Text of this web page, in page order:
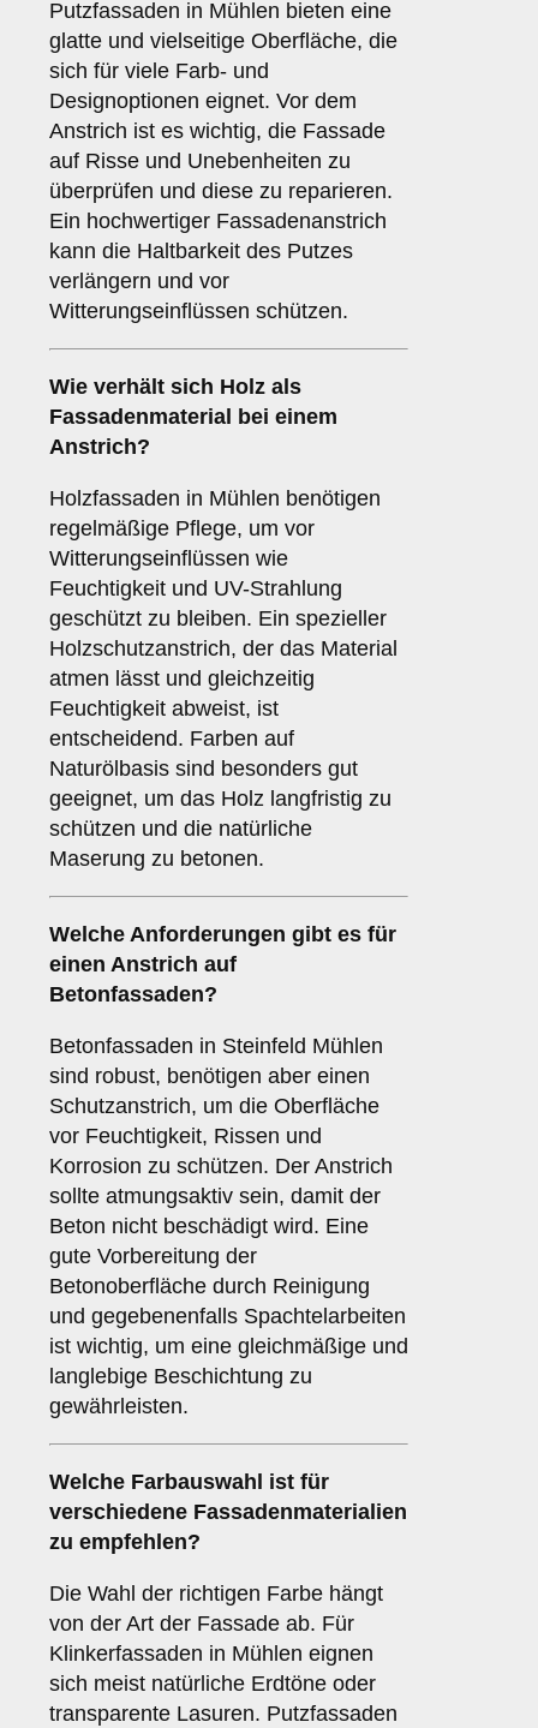
Putzfassaden in Mühlen bieten eine
glatte und vielseitige Oberfläche, die
sich für viele Farb- und
Designoptionen eignet. Vor dem
Anstrich ist es wichtig, die Fassade
auf Risse und Unebenheiten zu
überprüfen und diese zu reparieren.
Ein hochwertiger Fassadenanstrich
kann die Haltbarkeit des Putzes
verlängern und vor
Witterungseinflüssen schützen.
Wie verhält sich Holz als
Fassadenmaterial bei einem
Anstrich?
Holzfassaden in Mühlen benötigen
regelmäßige Pflege, um vor
Witterungseinflüssen wie
Feuchtigkeit und UV-Strahlung
geschützt zu bleiben. Ein spezieller
Holzschutzanstrich, der das Material
atmen lässt und gleichzeitig
Feuchtigkeit abweist, ist
entscheidend. Farben auf
Naturölbasis sind besonders gut
geeignet, um das Holz langfristig zu
schützen und die natürliche
Maserung zu betonen.
Welche Anforderungen gibt es für
einen Anstrich auf
Betonfassaden?
Betonfassaden in Steinfeld Mühlen
sind robust, benötigen aber einen
Schutzanstrich, um die Oberfläche
vor Feuchtigkeit, Rissen und
Korrosion zu schützen. Der Anstrich
sollte atmungsaktiv sein, damit der
Beton nicht beschädigt wird. Eine
gute Vorbereitung der
Betonoberfläche durch Reinigung
und gegebenenfalls Spachtelarbeiten
ist wichtig, um eine gleichmäßige und
langlebige Beschichtung zu
gewährleisten.
Welche Farbauswahl ist für
verschiedene Fassadenmaterialien
zu empfehlen?
Die Wahl der richtigen Farbe hängt
von der Art der Fassade ab. Für
Klinkerfassaden in Mühlen eignen
sich meist natürliche Erdtöne oder
transparente Lasuren. Putzfassaden